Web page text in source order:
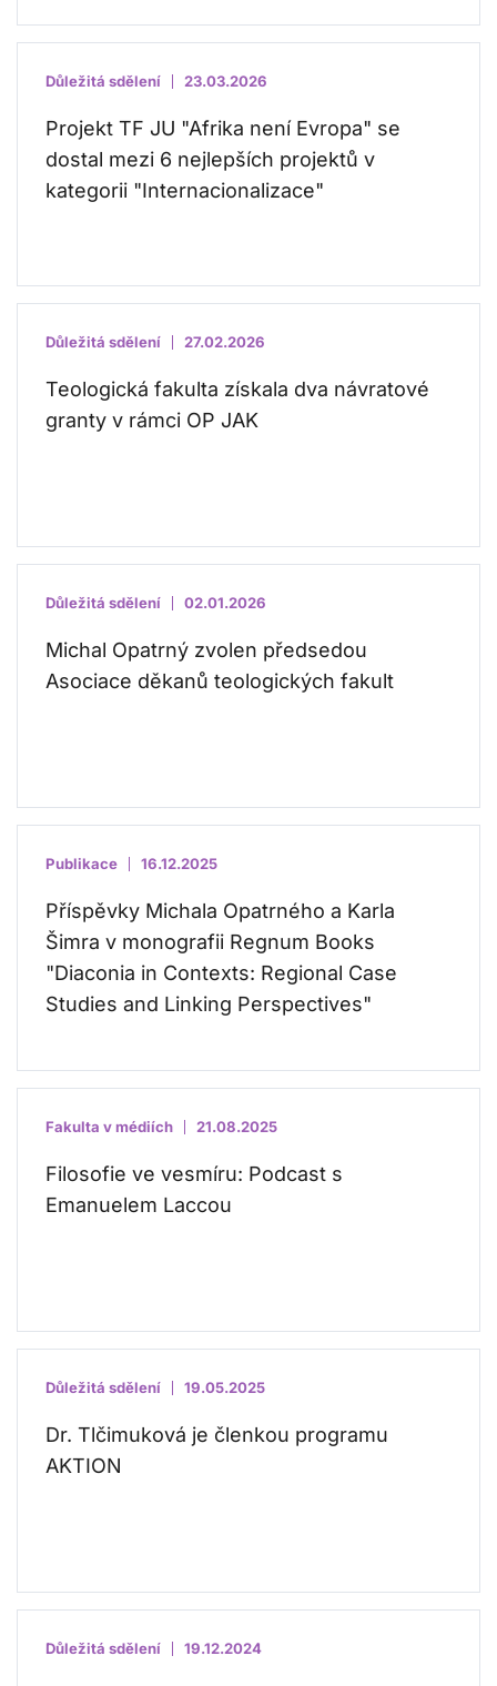
Důležitá sdělení 23.03.2026
Projekt TF JU "Afrika není Evropa" se
dostal mezi 6 nejlepších projektů v
kategorii "Internacionalizace"
Důležitá sdělení 27.02.2026
Teologická fakulta získala dva návratové
granty v rámci OP JAK
Důležitá sdělení 02.01.2026
Michal Opatrný zvolen předsedou
Asociace děkanů teologických fakult
Publikace 16.12.2025
Příspěvky Michala Opatrného a Karla
Šimra v monografii Regnum Books
"Diaconia in Contexts: Regional Case
Studies and Linking Perspectives"
Fakulta v médiích 21.08.2025
Filosofie ve vesmíru: Podcast s
Emanuelem Laccou
Důležitá sdělení 19.05.2025
Dr. Tlčimuková je členkou programu
AKTION
Důležitá sdělení 19.12.2024